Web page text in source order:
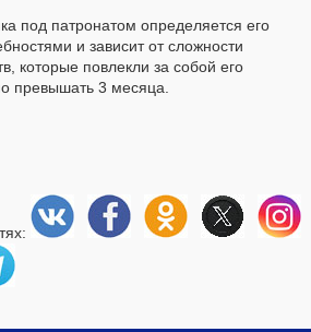
под патронатом определяется его
и зависит от сложности
которые повлекли за собой его
превышать 3 месяца.